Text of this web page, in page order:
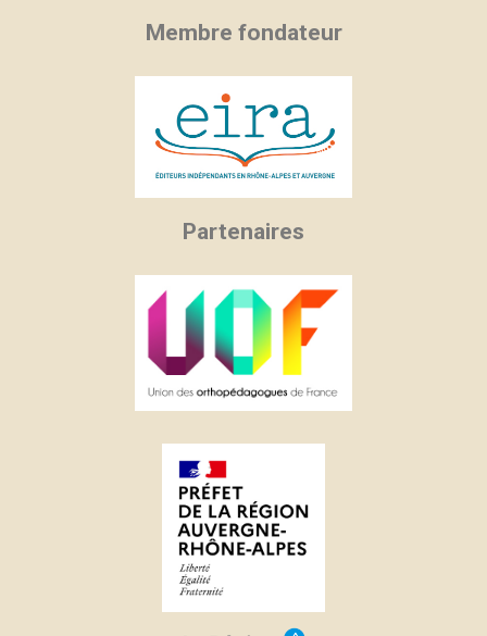
Membre fondateur
Partenaires